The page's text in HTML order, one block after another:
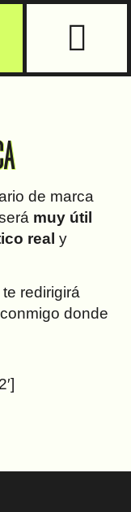
de marca
muy útil
real y
redirigirá
donde